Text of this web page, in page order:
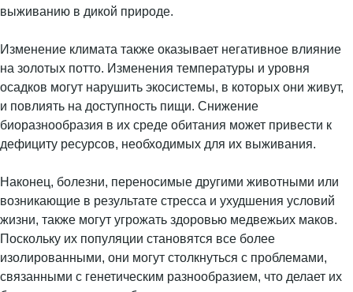
выживанию в дикой природе.
Изменение климата также оказывает негативное влияние
на золотых потто. Изменения температуры и уровня
осадков могут нарушить экосистемы, в которых они живут,
и повлиять на доступность пищи. Снижение
биоразнообразия в их среде обитания может привести к
дефициту ресурсов, необходимых для их выживания.
Наконец, болезни, переносимые другими животными или
возникающие в результате стресса и ухудшения условий
жизни, также могут угрожать здоровью медвежьих маков.
Поскольку их популяции становятся все более
изолированными, они могут столкнуться с проблемами,
связанными с генетическим разнообразием, что делает их